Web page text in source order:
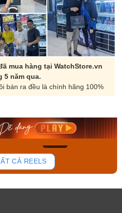
mua hàng tại WatchStore.vn
5 năm qua.
bán ra đều là chính hãng 100%
Casio Nam MTS-
Mua ngay
CẢ REELS